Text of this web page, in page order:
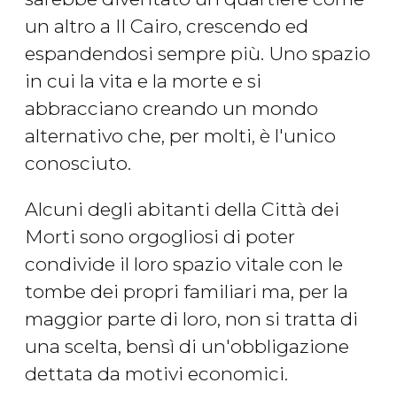
un altro a Il Cairo, crescendo ed
espandendosi sempre più. Uno spazio
in cui la vita e la morte e si
abbracciano creando un mondo
alternativo che, per molti, è l'unico
conosciuto.
Alcuni degli abitanti della Città dei
Morti sono orgogliosi di poter
condivide il loro spazio vitale con le
tombe dei propri familiari ma, per la
maggior parte di loro, non si tratta di
una scelta, bensì di un'obbligazione
dettata da motivi economici.